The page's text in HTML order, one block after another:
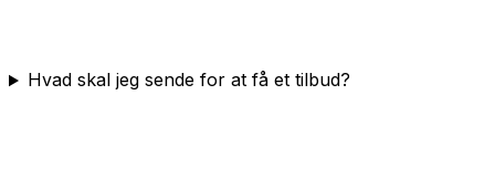
Hvad skal jeg sende for at få et tilbud?